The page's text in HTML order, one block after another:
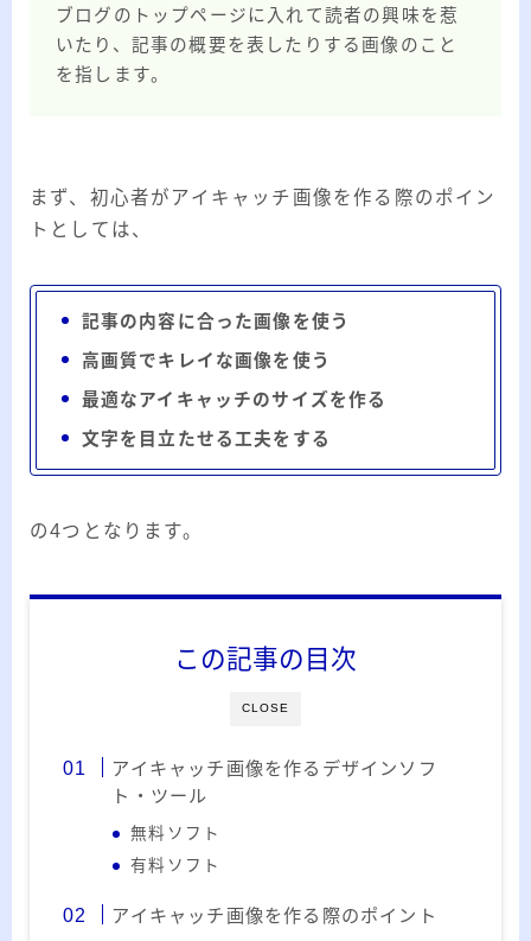
みきてぃ
や生活関連、趣味の1つである観賞魚などの記事
を書いています。
≫詳しいプロフィールを見る
ブログのトップページに入れて読者の興味を惹
いたり、記事の概要を表したりする画像のこと
を指します。
まず、初心者がアイキャッチ画像を作る際のポイン
トとしては、
記事の内容に合った画像を使う
高画質でキレイな画像を使う
最適なアイキャッチのサイズを作る
文字を目立たせる工夫をする
の4つとなります。
CLOSE
この記事の目次
アイキャッチ画像を作るデザインソフ
ト・ツール
無料ソフト
有料ソフト
アイキャッチ画像を作る際のポイント